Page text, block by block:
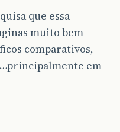
que essa
muito bem
comparativos,
em